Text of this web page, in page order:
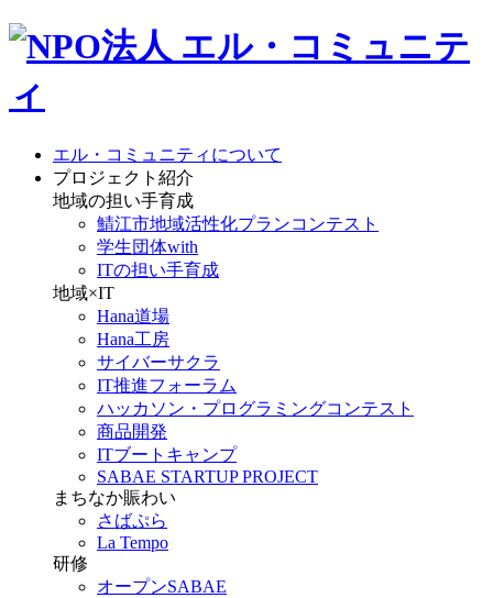
エル・コミュニティについて
プロジェクト紹介
地域の担い手育成
鯖江市地域活性化プランコンテスト
学生団体with
ITの担い手育成
地域×IT
Hana道場
Hana工房
サイバーサクラ
IT推進フォーラム
ハッカソン・プログラミングコンテスト
商品開発
ITブートキャンプ
SABAE STARTUP PROJECT
まちなか賑わい
さばぷら
La Tempo
研修
オープンSABAE